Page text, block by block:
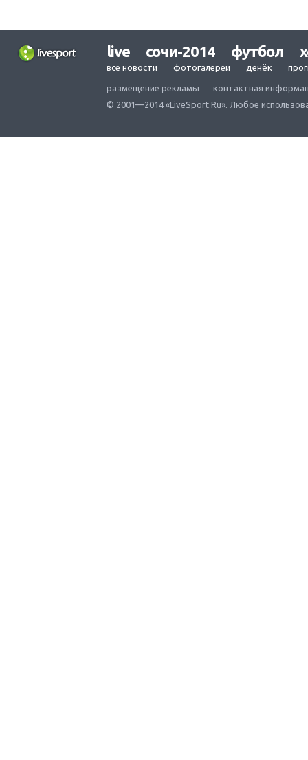
live сочи-2014 футбол
все новости фотогалереи денёк
размещение рекламы
контактная
© 2001—2014 «LiveSport.Ru». Любое